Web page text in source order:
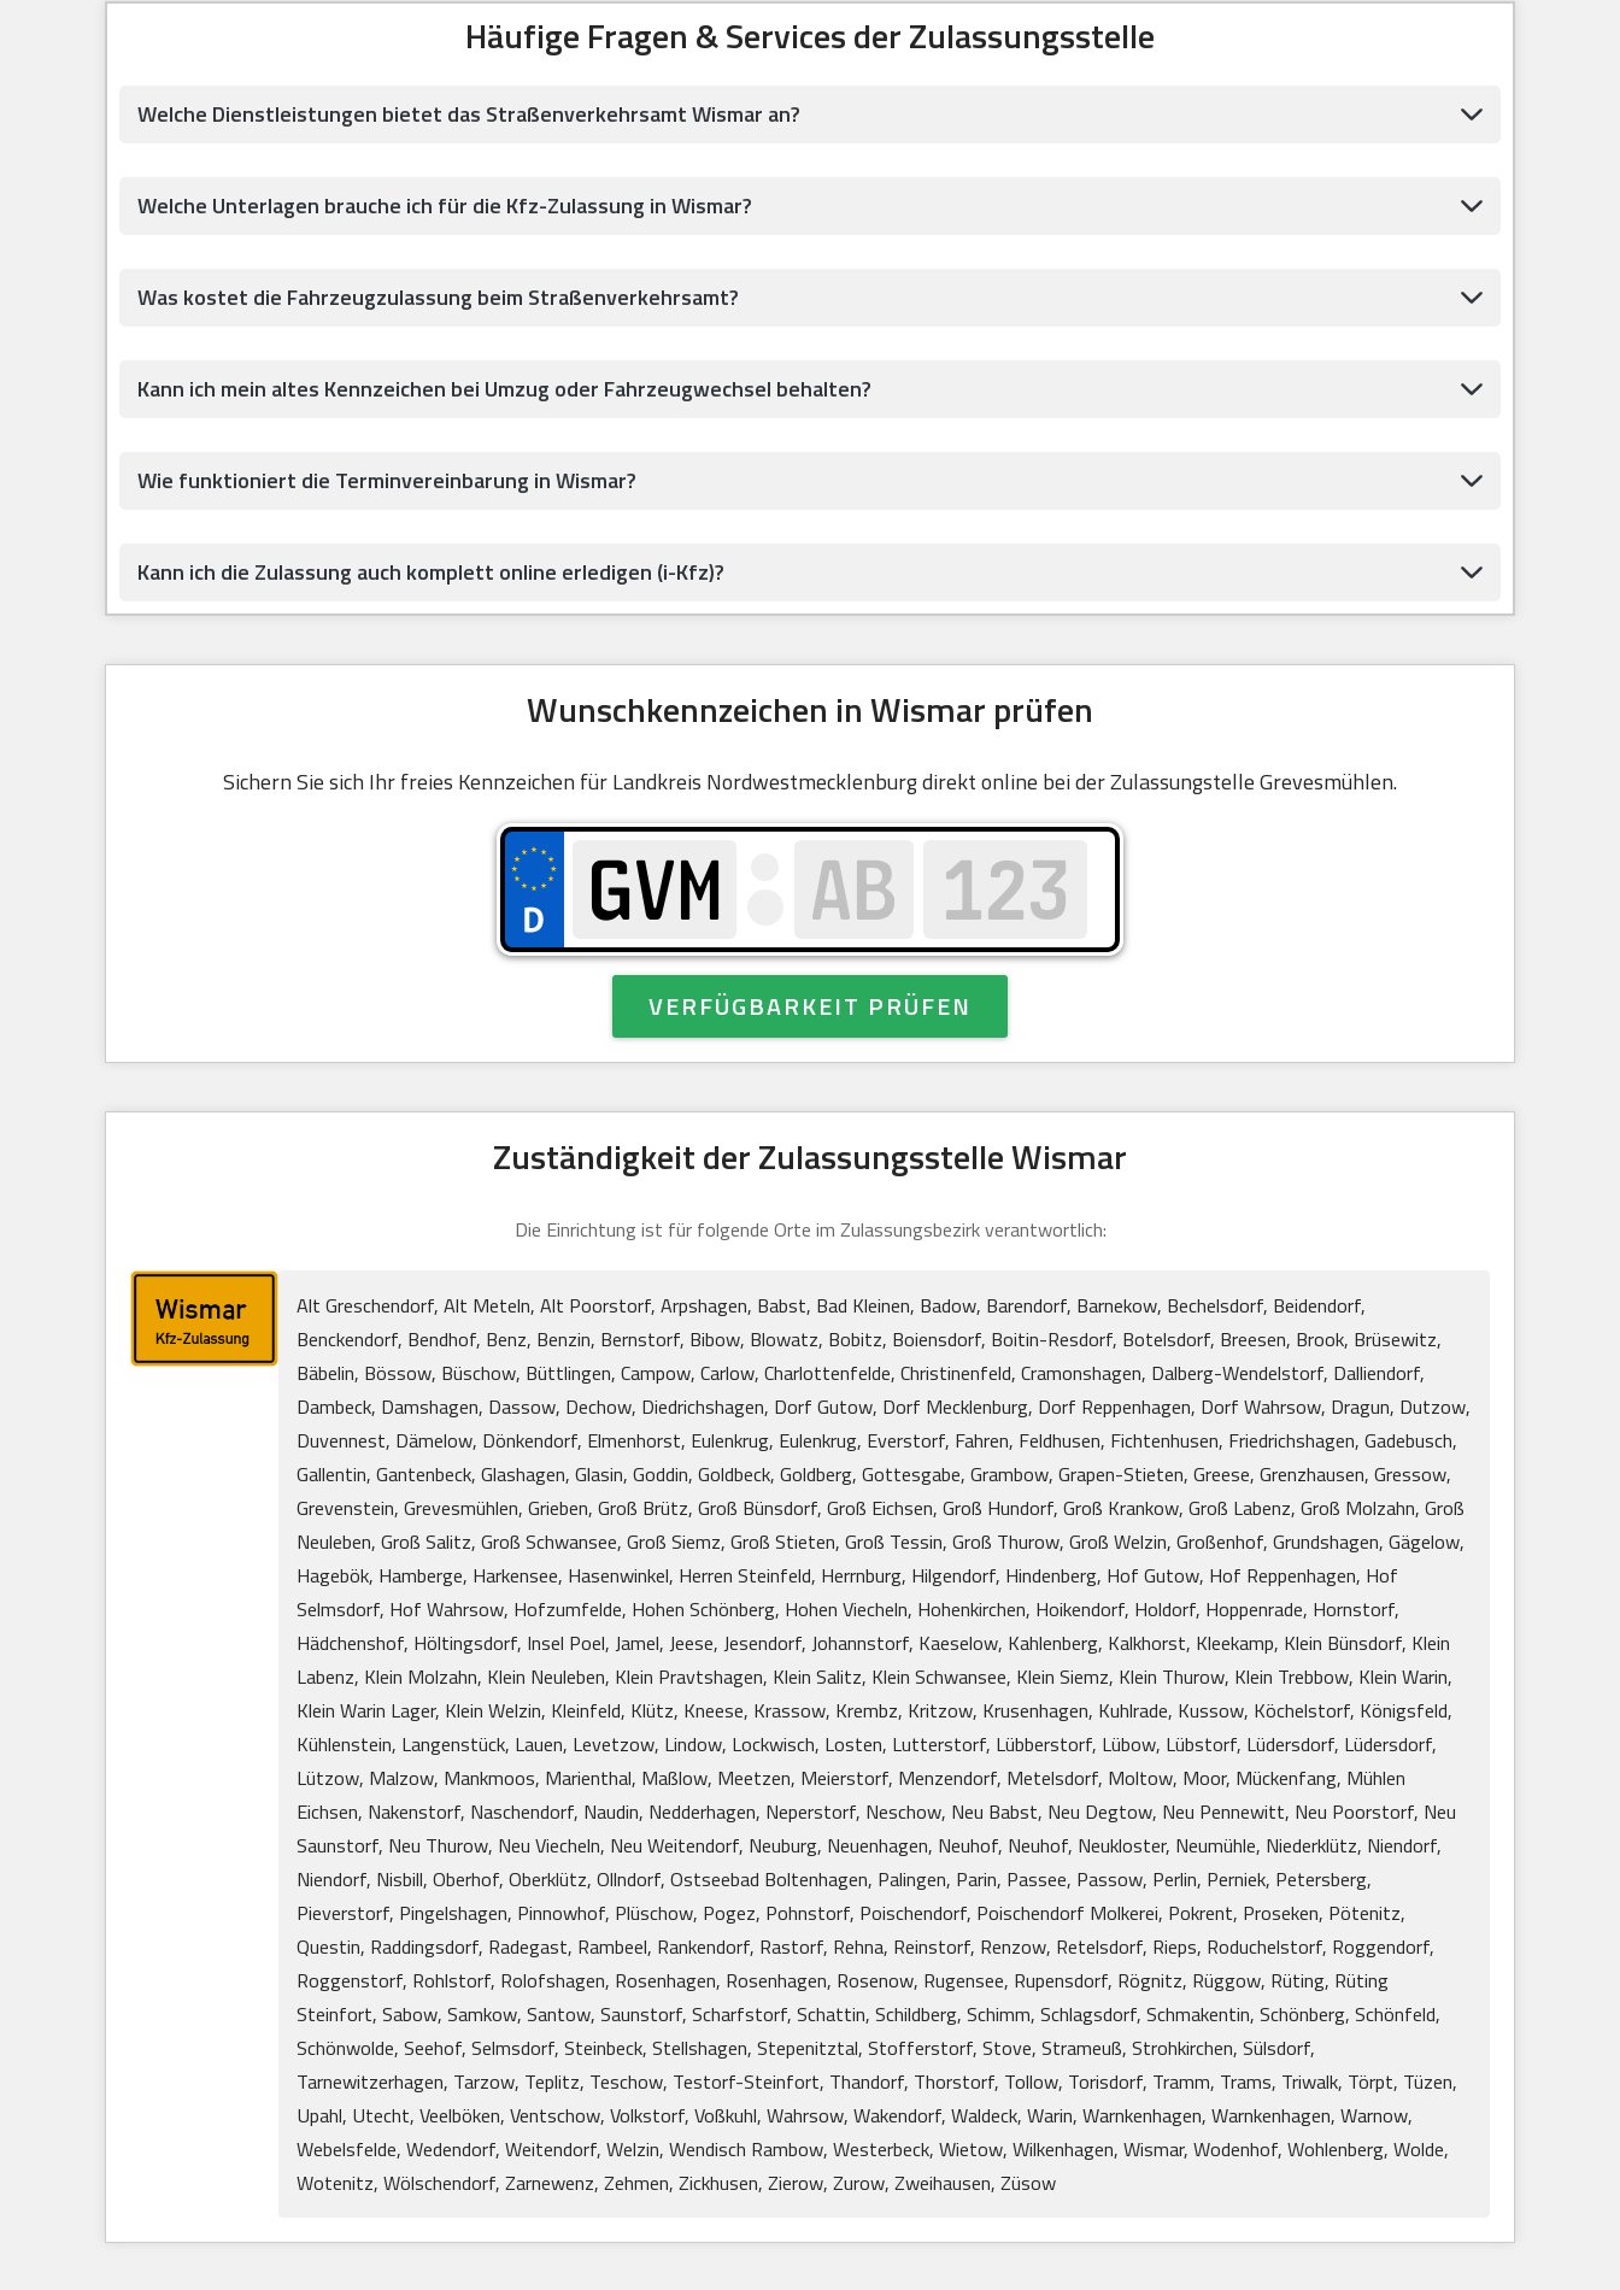
Häufige Fragen & Services der Zulassungsstelle
Welche Dienstleistungen bietet das Straßenverkehrsamt Wismar an?
Welche Unterlagen brauche ich für die Kfz-Zulassung in Wismar?
Was kostet die Fahrzeugzulassung beim Straßenverkehrsamt?
Kann ich mein altes Kennzeichen bei Umzug oder Fahrzeugwechsel behalten?
Wie funktioniert die Terminvereinbarung in Wismar?
Kann ich die Zulassung auch komplett online erledigen (i-Kfz)?
Wunschkennzeichen in Wismar prüfen
Sichern Sie sich Ihr freies Kennzeichen für Landkreis Nordwestmecklenburg direkt online bei der Zulassungstelle Grevesmühlen.
VERFÜGBARKEIT PRÜFEN
Zuständigkeit der Zulassungsstelle Wismar
Die Einrichtung ist für folgende Orte im Zulassungsbezirk verantwortlich:
Alt Greschendorf, Alt Meteln, Alt Poorstorf, Arpshagen, Babst, Bad Kleinen, Badow, Barendorf, Barnekow, Bechelsdorf, Beidendorf,
Benckendorf, Bendhof, Benz, Benzin, Bernstorf, Bibow, Blowatz, Bobitz, Boiensdorf, Boitin-Resdorf, Botelsdorf, Breesen, Brook, Brüsewitz,
Bäbelin, Bössow, Büschow, Büttlingen, Campow, Carlow, Charlottenfelde, Christinenfeld, Cramonshagen, Dalberg-Wendelstorf, Dalliendorf,
Dambeck, Damshagen, Dassow, Dechow, Diedrichshagen, Dorf Gutow, Dorf Mecklenburg, Dorf Reppenhagen, Dorf Wahrsow, Dragun, Dutzow,
Duvennest, Dämelow, Dönkendorf, Elmenhorst, Eulenkrug, Eulenkrug, Everstorf, Fahren, Feldhusen, Fichtenhusen, Friedrichshagen, Gadebusch,
Gallentin, Gantenbeck, Glashagen, Glasin, Goddin, Goldbeck, Goldberg, Gottesgabe, Grambow, Grapen-Stieten, Greese, Grenzhausen, Gressow,
Grevenstein, Grevesmühlen, Grieben, Groß Brütz, Groß Bünsdorf, Groß Eichsen, Groß Hundorf, Groß Krankow, Groß Labenz, Groß Molzahn, Groß
Neuleben, Groß Salitz, Groß Schwansee, Groß Siemz, Groß Stieten, Groß Tessin, Groß Thurow, Groß Welzin, Großenhof, Grundshagen, Gägelow,
Hagebök, Hamberge, Harkensee, Hasenwinkel, Herren Steinfeld, Herrnburg, Hilgendorf, Hindenberg, Hof Gutow, Hof Reppenhagen, Hof
Selmsdorf, Hof Wahrsow, Hofzumfelde, Hohen Schönberg, Hohen Viecheln, Hohenkirchen, Hoikendorf, Holdorf, Hoppenrade, Hornstorf,
Hädchenshof, Höltingsdorf, Insel Poel, Jamel, Jeese, Jesendorf, Johannstorf, Kaeselow, Kahlenberg, Kalkhorst, Kleekamp, Klein Bünsdorf, Klein
Labenz, Klein Molzahn, Klein Neuleben, Klein Pravtshagen, Klein Salitz, Klein Schwansee, Klein Siemz, Klein Thurow, Klein Trebbow, Klein Warin,
Klein Warin Lager, Klein Welzin, Kleinfeld, Klütz, Kneese, Krassow, Krembz, Kritzow, Krusenhagen, Kuhlrade, Kussow, Köchelstorf, Königsfeld,
Kühlenstein, Langenstück, Lauen, Levetzow, Lindow, Lockwisch, Losten, Lutterstorf, Lübberstorf, Lübow, Lübstorf, Lüdersdorf, Lüdersdorf,
Lützow, Malzow, Mankmoos, Marienthal, Maßlow, Meetzen, Meierstorf, Menzendorf, Metelsdorf, Moltow, Moor, Mückenfang, Mühlen
Eichsen, Nakenstorf, Naschendorf, Naudin, Nedderhagen, Neperstorf, Neschow, Neu Babst, Neu Degtow, Neu Pennewitt, Neu Poorstorf, Neu
Saunstorf, Neu Thurow, Neu Viecheln, Neu Weitendorf, Neuburg, Neuenhagen, Neuhof, Neuhof, Neukloster, Neumühle, Niederklütz, Niendorf,
Niendorf, Nisbill, Oberhof, Oberklütz, Ollndorf, Ostseebad Boltenhagen, Palingen, Parin, Passee, Passow, Perlin, Perniek, Petersberg,
Pieverstorf, Pingelshagen, Pinnowhof, Plüschow, Pogez, Pohnstorf, Poischendorf, Poischendorf Molkerei, Pokrent, Proseken, Pötenitz,
Questin, Raddingsdorf, Radegast, Rambeel, Rankendorf, Rastorf, Rehna, Reinstorf, Renzow, Retelsdorf, Rieps, Roduchelstorf, Roggendorf,
Roggenstorf, Rohlstorf, Rolofshagen, Rosenhagen, Rosenhagen, Rosenow, Rugensee, Rupensdorf, Rögnitz, Rüggow, Rüting, Rüting
Steinfort, Sabow, Samkow, Santow, Saunstorf, Scharfstorf, Schattin, Schildberg, Schimm, Schlagsdorf, Schmakentin, Schönberg, Schönfeld,
Schönwolde, Seehof, Selmsdorf, Steinbeck, Stellshagen, Stepenitztal, Stofferstorf, Stove, Strameuß, Strohkirchen, Sülsdorf,
Tarnewitzerhagen, Tarzow, Teplitz, Teschow, Testorf-Steinfort, Thandorf, Thorstorf, Tollow, Torisdorf, Tramm, Trams, Triwalk, Törpt, Tüzen,
Upahl, Utecht, Veelböken, Ventschow, Volkstorf, Voßkuhl, Wahrsow, Wakendorf, Waldeck, Warin, Warnkenhagen, Warnkenhagen, Warnow,
Webelsfelde, Wedendorf, Weitendorf, Welzin, Wendisch Rambow, Westerbeck, Wietow, Wilkenhagen, Wismar, Wodenhof, Wohlenberg, Wolde,
Wotenitz, Wölschendorf, Zarnewenz, Zehmen, Zickhusen, Zierow, Zurow, Zweihausen, Züsow